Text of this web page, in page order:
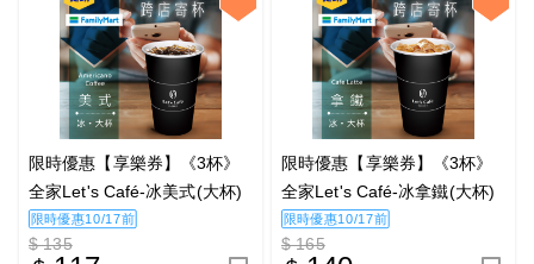
限時優惠【享樂券】《3杯》
全家Let's Café-冰美式(大杯)
限時優惠10/17前
$ 135
限時優惠【享樂券】《3杯》
全家Let's Café-冰拿鐵(大杯)
限時優惠10/17前
$ 165